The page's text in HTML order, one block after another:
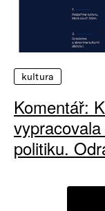
kultura
Komentář:
politiku.